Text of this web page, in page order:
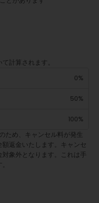
計算されます。
0%
50%
100%
ため、キャンセル料が発生
返金いたします。キャンセ
象外となります。これは手